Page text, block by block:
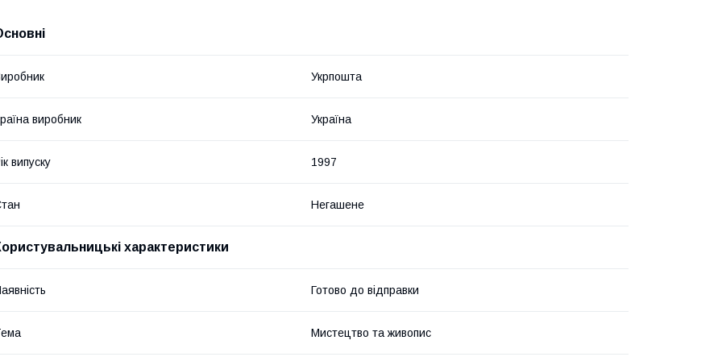
Укрпошта
виробник Україна
випуску 1997
Негашене
характеристики
Готово до відправки
Мистецтво та живопис